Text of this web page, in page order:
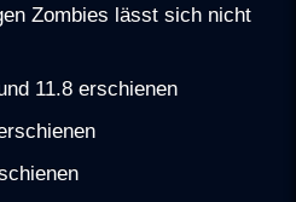
Zombies lässt sich nicht
11.8 erschienen